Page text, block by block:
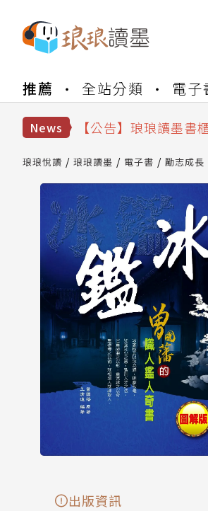
推薦 全站分類 電子
News
【公告】因
【公告】琅琅讀墨書
【公告】琅琅書店服
【公告】因
琅琅悅讀 琅琅讀墨 電子書 勵志成長
出版資訊